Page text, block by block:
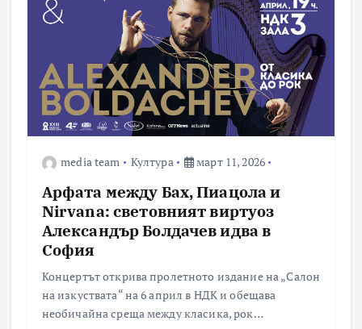
media team Култура март 11, 2026
Арфата между Бах, Пиацола и
Nirvana: световният виртуоз
Александър Болдачев идва в
София
Концертът открива пролетното издание на „Салон
на изкуствата“ на 6 април в НДК и обещава
необичайна среща между класика, рок…